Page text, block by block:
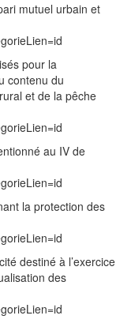
mutuel urbain et
pour la
contenu du
et de la pêche
au IV de
la protection des
destiné à l’exercice
des